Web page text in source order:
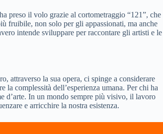
preso il volo grazie al cortometraggio “121”, che
fruibile, non solo per gli appassionati, ma anche
intende sviluppare per raccontare gli artisti e le
attraverso la sua opera, ci spinge a considerare
complessità dell’esperienza umana. Per chi ha
d’arte. In un mondo sempre più visivo, il lavoro
e arricchire la nostra esistenza.